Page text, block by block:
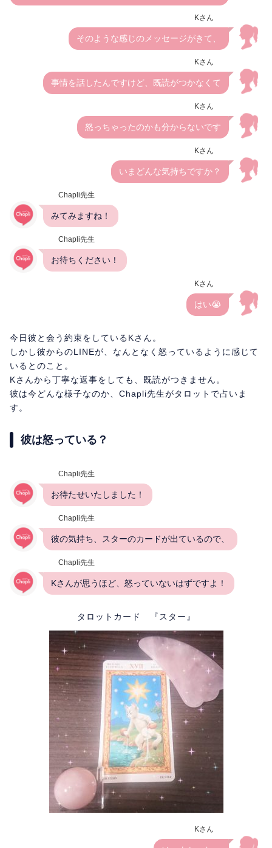
Kさん
そのような感じのメッセージがきて、
Kさん
事情を話したんですけど、既読がつかなくて
Kさん
怒っちゃったのかも分からないです
Kさん
いまどんな気持ちですか？
Chapli先生
みてみますね！
Chapli先生
お待ちください！
Kさん
はい😭
今日彼と会う約束をしているKさん。
しかし彼からのLINEが、なんとなく怒っているように感じて
いるとのこと。
Kさんから丁寧な返事をしても、既読がつきません。
彼は今どんな様子なのか、Chapli先生がタロットで占いま
す。
彼は怒っている？
Chapli先生
お待たせいたしました！
Chapli先生
彼の気持ち、スターのカードが出ているので、
Chapli先生
Kさんが思うほど、怒っていないはずですよ！
タロットカード 『スター』
Kさん